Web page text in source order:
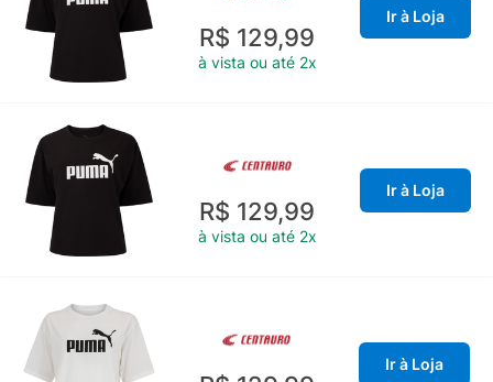
R$ 129,99
à vista ou até 2x
Ir à Loja
R$ 129,99
à vista ou até 2x
Ir à Loja
Ir à Loja